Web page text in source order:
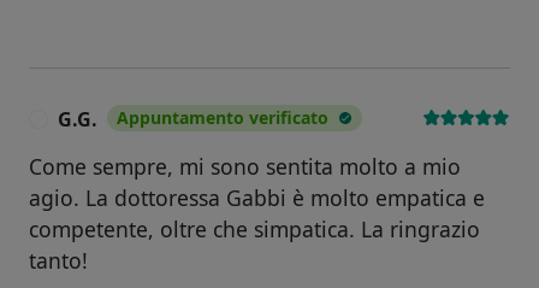
G.G. Appuntamento verificato
Come sempre, mi sono sentita molto a mio
agio. La dottoressa Gabbi è molto empatica e
competente, oltre che simpatica. La ringrazio
tanto!